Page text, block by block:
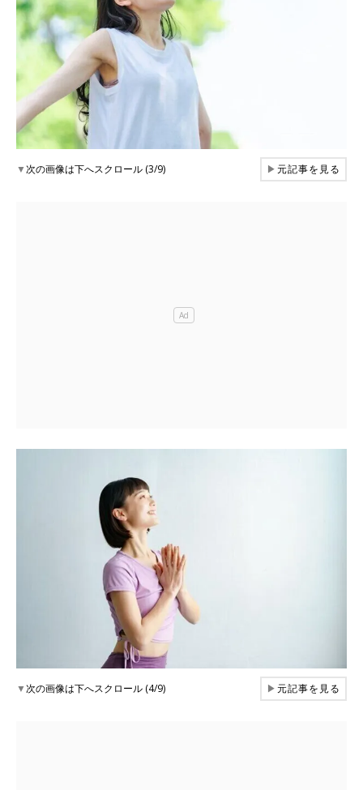
▼次の画像は下へスクロール (3/9) ▶元記事を見る
▼次の画像は下へスクロール (4/9) ▶元記事を見る